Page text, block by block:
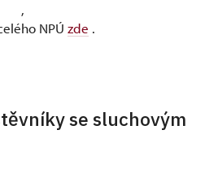
,
NPÚ zde .
se sluchovým